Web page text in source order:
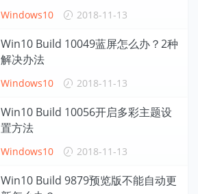
Windows10 2018-11-13
Win10 Build 10049蓝屏怎么办？2种
解决办法
Windows10 2018-11-13
Win10 Build 10056开启多彩主题设
置方法
Windows10 2018-11-13
Win10 Build 9879预览版不能自动更